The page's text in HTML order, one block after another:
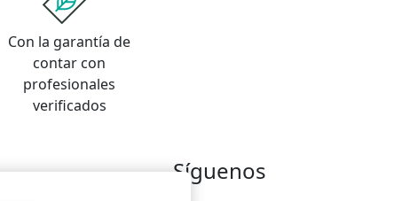
Con la garantía de
contar con
profesionales
verificados
Síguenos